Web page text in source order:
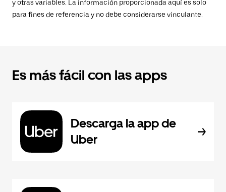
y otras variables. La información proporcionada aquí es solo
para fines de referencia y no debe considerarse vinculante.
Es más fácil con las apps
Descarga la app de
Uber